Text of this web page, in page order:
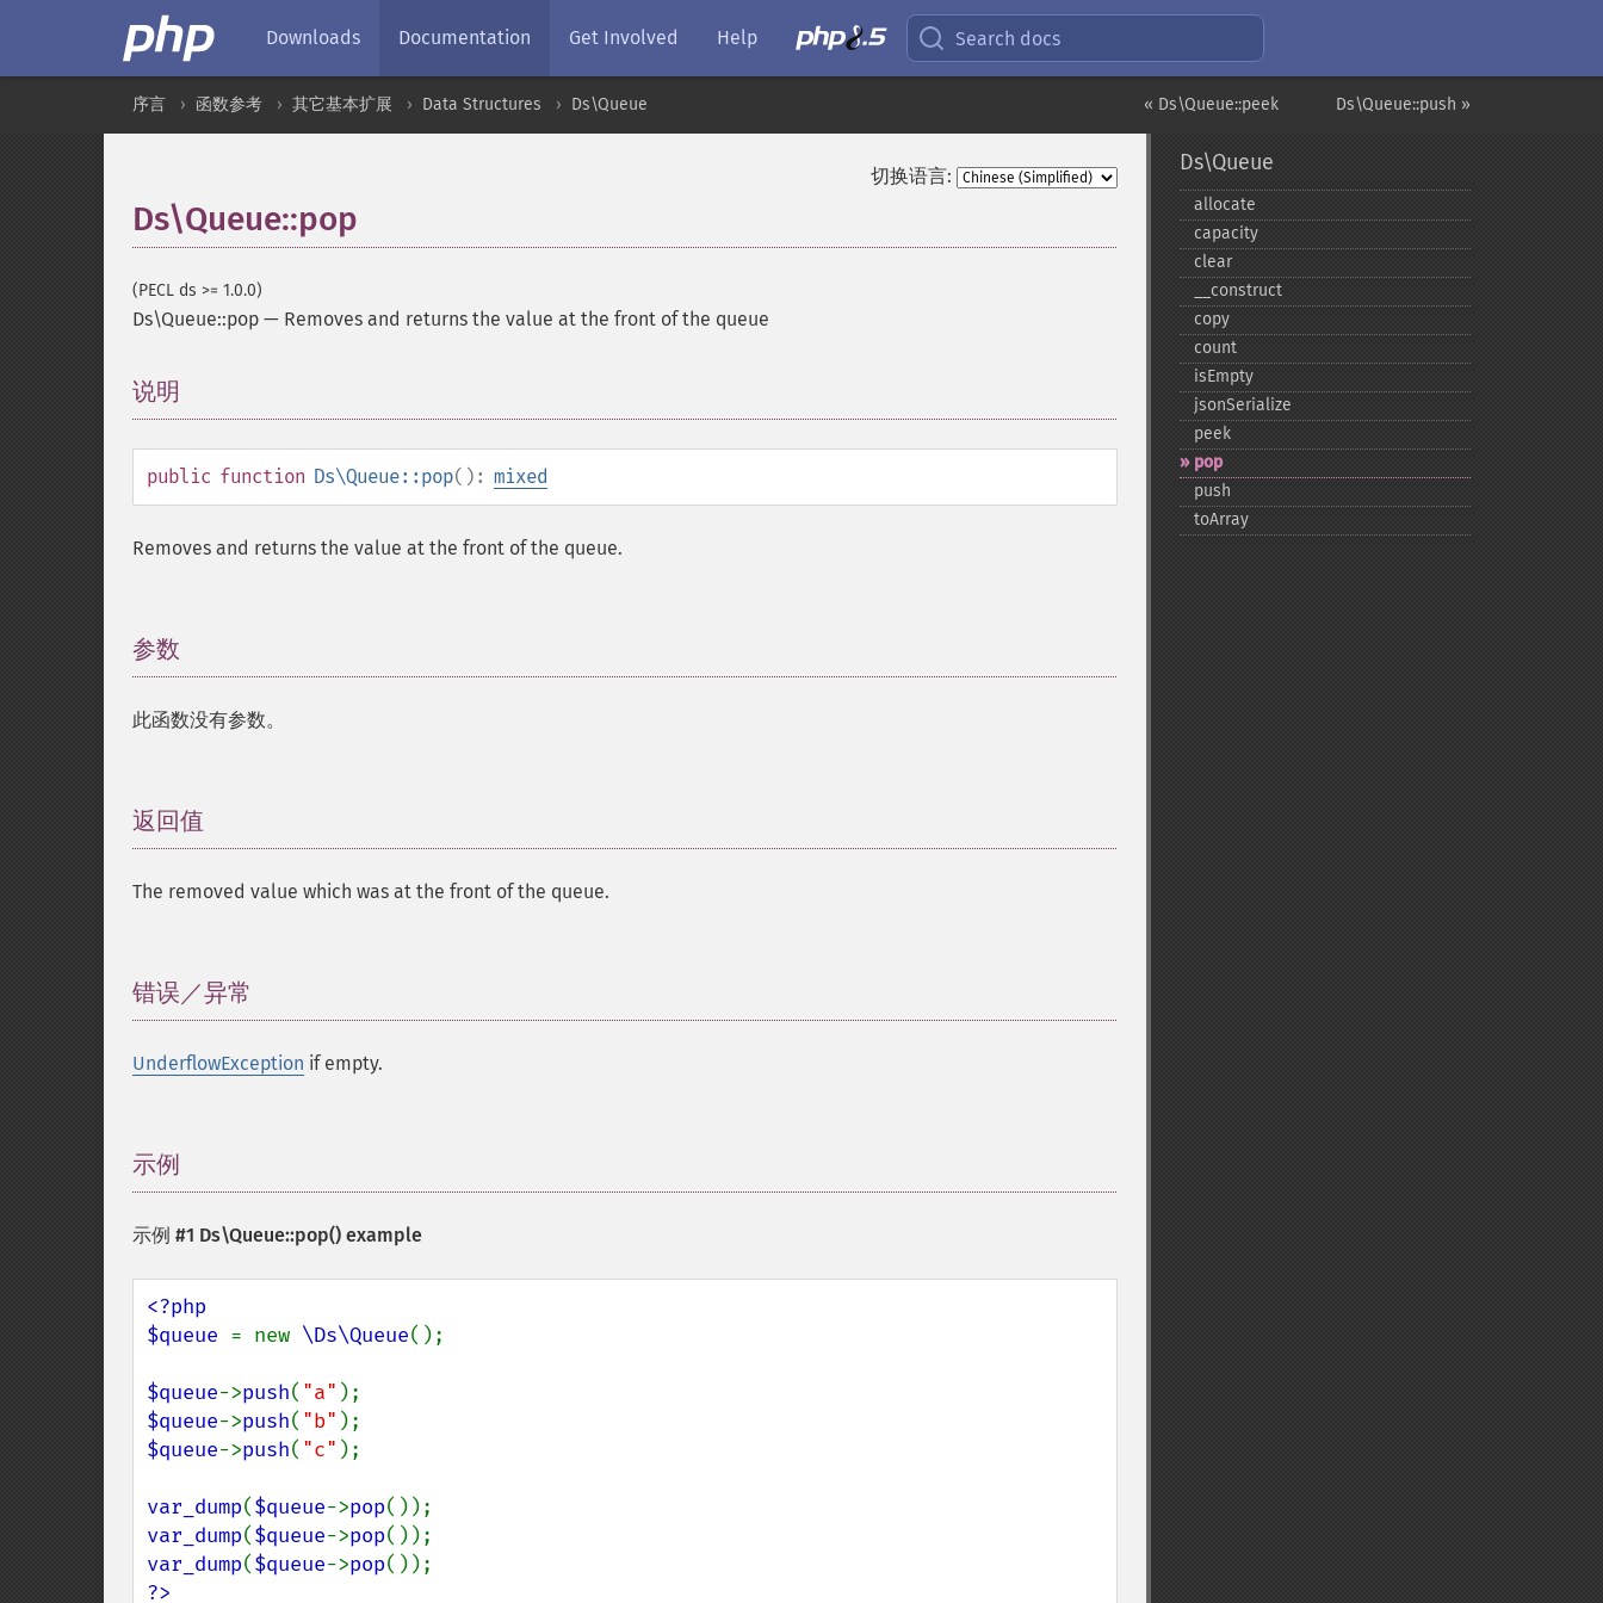
Downloads Documentation Get Involved Help Search docs
Ds\Queue::push »
« Ds\Queue::peek
序言 函数参考 其它基本扩展 Data Structures Ds\Queue
切换语言:
Ds\Queue::pop
(PECL ds >= 1.0.0)
Ds\Queue::pop — Removes and returns the value at the front of the queue
说明
public function Ds\Queue::pop(): mixed
Removes and returns the value at the front of the queue.
参数
此函数没有参数。
返回值
The removed value which was at the front of the queue.
错误／异常
UnderflowException if empty.
示例
示例 #1 Ds\Queue::pop() example
<?php
$queue = new \Ds\Queue();
$queue->push( "a"
$queue->push( "b"
$queue->push( "c" );
var_dump($queue->pop
var_dump($queue->pop
var_dump($queue->pop
?>
Ds\Queue
allocate
capacity
clear
_​_​construct
copy
count
isEmpty
jsonSerialize
peek
pop
push
toArray